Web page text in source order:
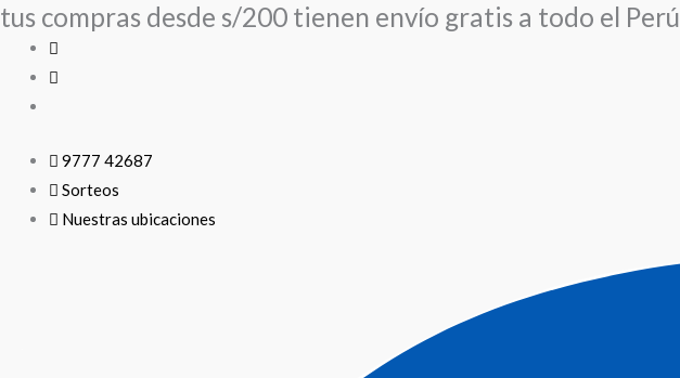
Ir
contenido
tus compras desde s/200 tienen envío gratis a todo el Perú
9777 42687
Sorteos
Nuestras ubicaciones
Search
Search